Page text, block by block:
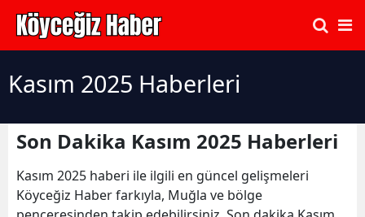
Kasım 2025 Haberleri
Son Dakika Kasım 2025 Haberleri
Kasım 2025 haberi ile ilgili en güncel gelişmeleri
Köyceğiz Haber farkıyla, Muğla ve bölge